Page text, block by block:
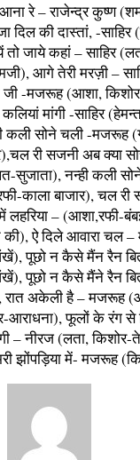
रे – राजेन्द्र कुष्ण
दिल की दास्तां, -साहिर
तो जाये कहां – साहिर
आगे तेरी मरज़ी –
-मजरूह (आशा,
मांगी -साहिर
कली सोने चली -
री सजनी अब क्या
सुजाता), नन्ही कली
काला बाजार), चल
लहरिया – (आशा,रफी-
की), ऐ दिले आवारा चल
पूछो न कैसे मैंन रैन
पूछो न कैसे मैंने रैन
रात अकेली है – मजरूह
आराधना), फूलों के रंग
– नीरज (लता,
झोंपड़िया में- मजरूह